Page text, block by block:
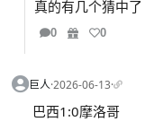
真的有几个猜中了
0 0
巨人·2026-06-13·
巴西1:0摩洛哥